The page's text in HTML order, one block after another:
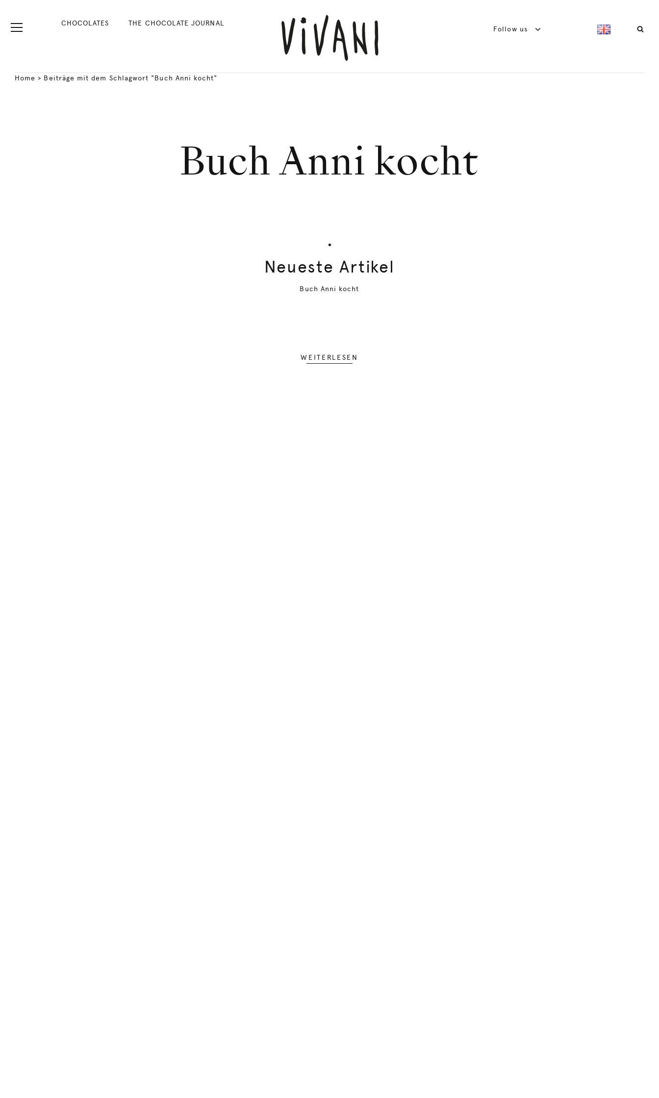
CHOCOLATES THE CHOCOLATE JOURNAL
Follow us
Home > Beiträge mit dem Schlagwort "Buch Anni kocht"
Buch Anni kocht
Neueste Artikel
Buch Anni kocht
WEITERLESEN